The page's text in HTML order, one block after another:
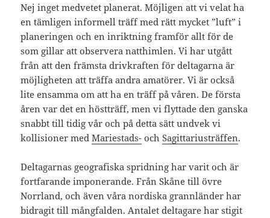
Nej inget medvetet planerat. Möjligen att vi velat ha
en tämligen informell träff med rätt mycket ”luft” i
planeringen och en inriktning framför allt för de
som gillar att observera natthimlen. Vi har utgått
från att den främsta drivkraften för deltagarna är
möjligheten att träffa andra amatörer. Vi är också
lite ensamma om att ha en träff på våren. De första
åren var det en höstträff, men vi flyttade den ganska
snabbt till tidig vår och på detta sätt undvek vi
kollisioner medMariestads- ochSagittariusträffen.
Deltagarnas geografiska spridning har varit och är
fortfarande imponerande. Från Skåne till övre
Norrland, och även våra nordiska grannländer har
bidragit till mångfalden. Antalet deltagare har stigit